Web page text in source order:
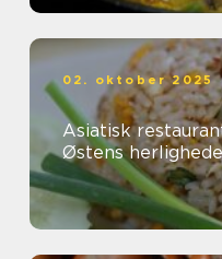
02. oktober 2025
Asiatisk
Østens